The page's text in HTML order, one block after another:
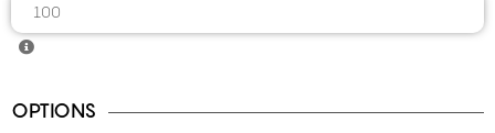
OPTIONS